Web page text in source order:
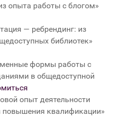
опыта работы с блогом»
— ребрендинг: из
библиотек»
формы работы с
в общедоступной
опыт деятельности
повышения квалификации»